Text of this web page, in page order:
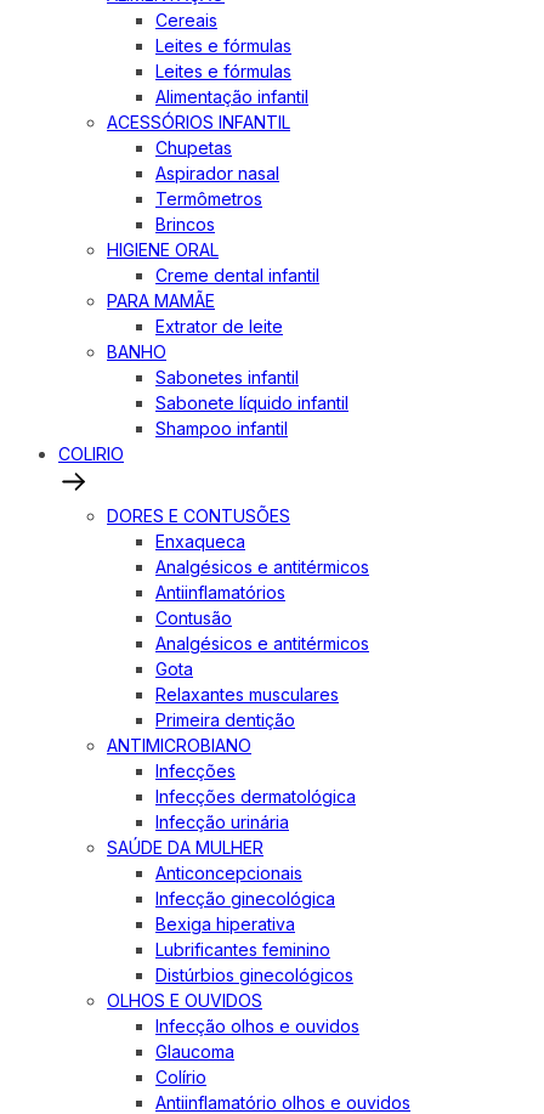
Cereais
Leites e fórmulas
Leites e fórmulas
Alimentação infantil
ACESSÓRIOS INFANTIL
Chupetas
Aspirador nasal
Termômetros
Brincos
HIGIENE ORAL
Creme dental infantil
PARA MAMÃE
Extrator de leite
BANHO
Sabonetes infantil
Sabonete líquido infantil
Shampoo infantil
COLIRIO
DORES E CONTUSÕES
Enxaqueca
Analgésicos e antitérmicos
Antiinflamatórios
Contusão
Analgésicos e antitérmicos
Gota
Relaxantes musculares
Primeira dentição
ANTIMICROBIANO
Infecções
Infecções dermatológica
Infecção urinária
SAÚDE DA MULHER
Anticoncepcionais
Infecção ginecológica
Bexiga hiperativa
Lubrificantes feminino
Distúrbios ginecológicos
OLHOS E OUVIDOS
Infecção olhos e ouvidos
Glaucoma
Colírio
Antiinflamatório olhos e ouvidos